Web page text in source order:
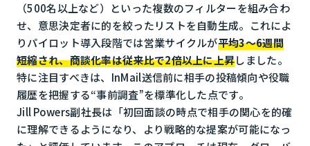
（500名以上など）といった複数のフィルターを組み合わ
せ、意思決定者に的を絞ったリストを自動生成。これによ
りパイロット導入段階では営業サイクルが平均3〜6週間
短縮され、商談化率は従来比で2倍以上に上昇しました。
特に注目すべきは、InMail送信前に相手の投稿傾向や役職
履歴を把握する“事前調査”を標準化した点です。
Jill Powers副社長は「初回面談の時点で相手の関心を的確
に理解できるようになり、より戦略的な提案が可能になっ